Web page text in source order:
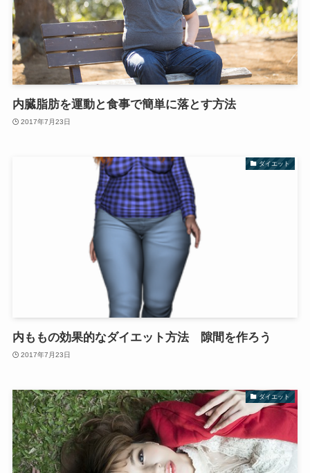
内臓脂肪を運動と食事で簡単に落とす方法
2017年7月23日
ダイエット
内ももの効果的なダイエット方法 隙間を作ろう
2017年7月23日
ダイエット